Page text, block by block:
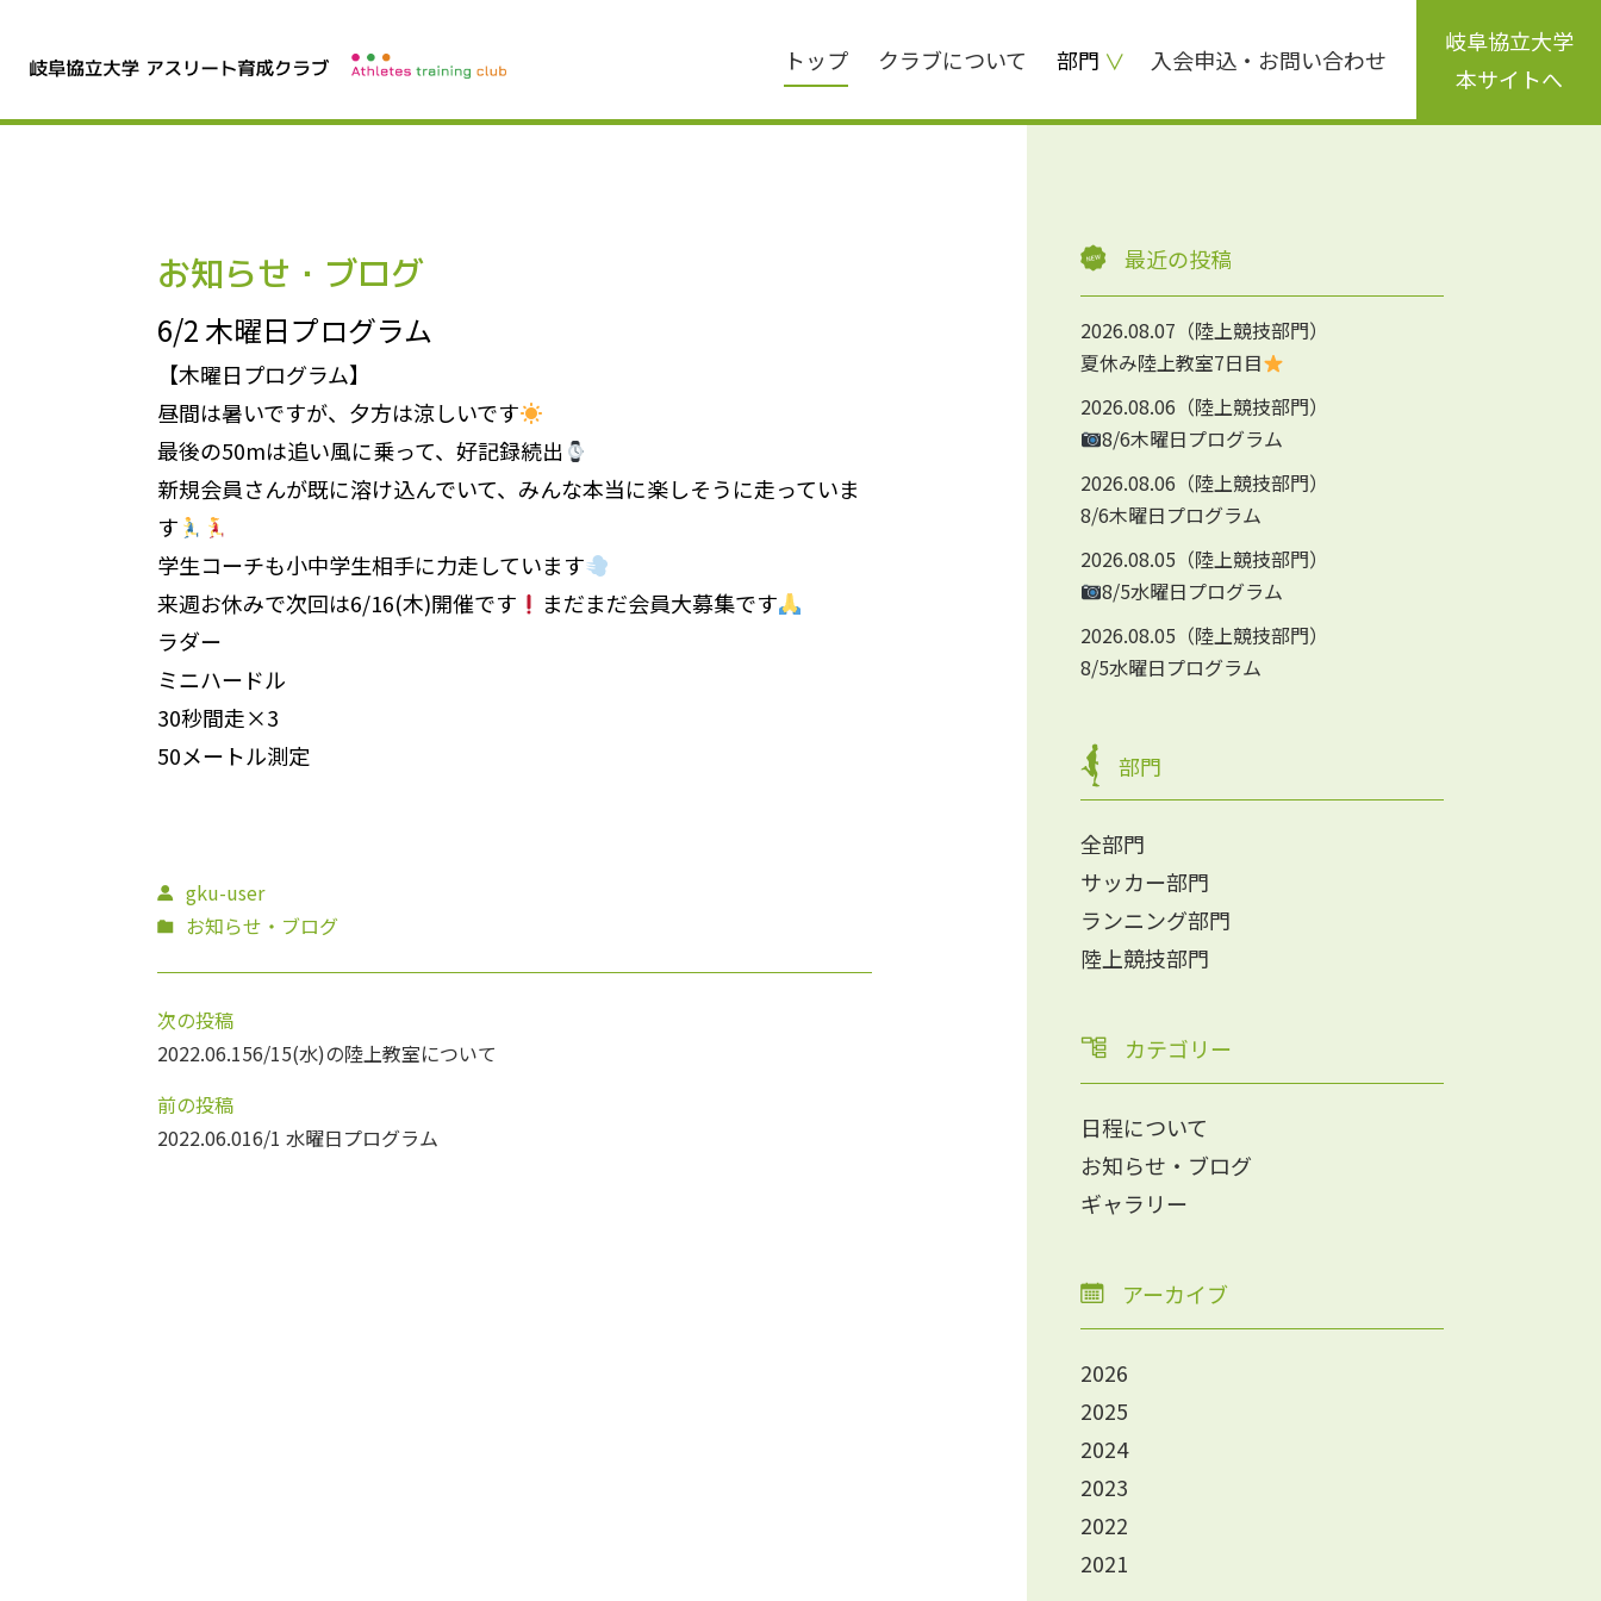
トップ クラブについて 部門 入会申込・お問い合わせ
岐阜協立大学
本サイトへ
お知らせ・ブログ
6/2 木曜日プログラム
【木曜日プログラム】
昼間は暑いですが、夕方は涼しいです
最後の50mは追い風に乗って、好記録続出
新規会員さんが既に溶け込んでいて、みんな本当に楽しそうに走っていま
す
学生コーチも小中学生相手に力走しています
来週お休みで次回は6/16(木)開催です
まだまだ会員大募集です
ラダー
ミニハードル
30秒間走×3
50メートル測定
gku-user
お知らせ・ブログ
次の投稿
2022.06.156/15(水)の陸上教室について
前の投稿
2022.06.016/1 水曜日プログラム
最近の投稿
2026.08.07
陸上競技部門
夏休み陸上教室7日目
2026.08.06
陸上競技部門
8/6木曜日プログラム
2026.08.06
陸上競技部門
8/6木曜日プログラム
2026.08.05
陸上競技部門
8/5水曜日プログラム
2026.08.05
陸上競技部門
8/5水曜日プログラム
部門
全部門
サッカー部門
ランニング部門
陸上競技部門
カテゴリー
日程について
お知らせ・ブログ
ギャラリー
アーカイブ
2026
2025
2024
2023
2022
2021